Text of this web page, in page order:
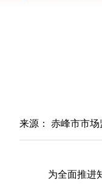
来源： 赤峰市市场
为全面推进